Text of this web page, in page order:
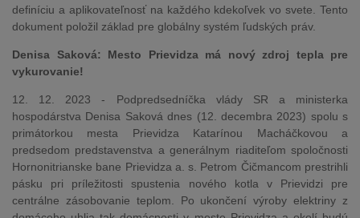
definíciu a aplikovateľnosť na každého kdekoľvek vo svete. Tento
dokument položil základ pre globálny systém ľudských práv.
Denisa Saková: Mesto Prievidza má nový zdroj tepla pre
vykurovanie!
12. 12. 2023 - Podpredsedníčka vlády SR a ministerka
hospodárstva Denisa Saková dnes (12. decembra 2023) spolu s
primátorkou mesta Prievidza Katarínou Macháčkovou a
predsedom predstavenstva a generálnym riaditeľom spoločnosti
Hornonitrianske bane Prievidza a. s. Petrom Čičmancom prestrihli
pásku pri príležitosti spustenia nového kotla v Prievidzi pre
centrálne zásobovanie teplom. Po ukončení výroby elektriny z